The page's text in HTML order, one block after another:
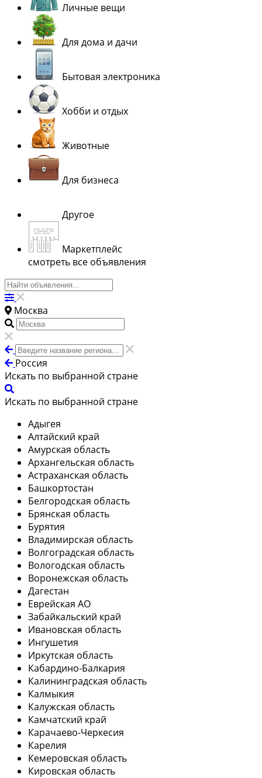
Личные вещи
Для дома и дачи
Бытовая электроника
Хобби и отдых
Животные
Для бизнеса
Другое
Маркетплейс
смотреть все объявления
Москва
Россия
Искать по выбранной стране
Искать по выбранной стране
Адыгея
Алтайский край
Амурская область
Архангельская область
Астраханская область
Башкортостан
Белгородская область
Брянская область
Бурятия
Владимирская область
Волгоградская область
Вологодская область
Воронежская область
Дагестан
Еврейская АО
Забайкальский край
Ивановская область
Ингушетия
Иркутская область
Кабардино-Балкария
Калининградская область
Калмыкия
Калужская область
Камчатский край
Карачаево-Черкесия
Карелия
Кемеровская область
Кировская область